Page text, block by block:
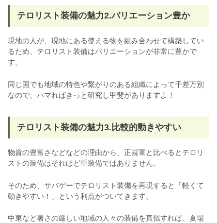
テロリスト装備の魅力2.バリエーション豊か
現地の人が、現地にある使える物を組み合わせて構築してい
るため、テロリスト装備はバリエーションが非常に豊かで
す。
同じ国でも地域の特色や繋がりのある組織によって千差万別
なので、ハマればきっと研究し甲斐がありますよ！
テロリスト装備の魅力3.比較的動きやすい
物資の豊富さなどなどの理由から、正規軍と比べるとテロリ
ストの装備はそれほど重装備ではありません。
そのため、サバゲーでテロリスト装備を再現すると「軽くて
動きやすい！」という利点がついてきます。
中東など暑さの厳しい地域の人々の装備を真似すれば、夏場